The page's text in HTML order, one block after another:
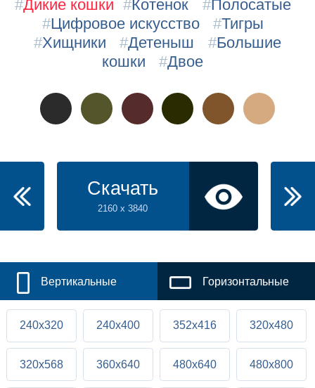
#Дикие кошки #Котенок #Полосатые
#Цифровое искусство #Тигры
#Хищники #Детеныш #Большие
кошки
#Двое
Скачать
2160 x 3840
Вертикальные Горизонтальные
240x320 240x400 352x416 320x480
320x568 360x640 480x640 480x800